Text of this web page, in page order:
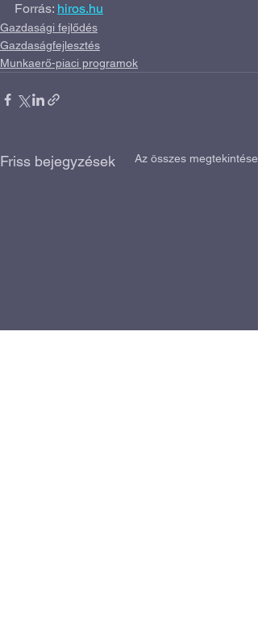
Forrás: hiros.hu
Gazdasági fejlődés
Gazdaságfejlesztés
Munkaerő-piaci programok
Friss bejegyzések Az összes megtekintése